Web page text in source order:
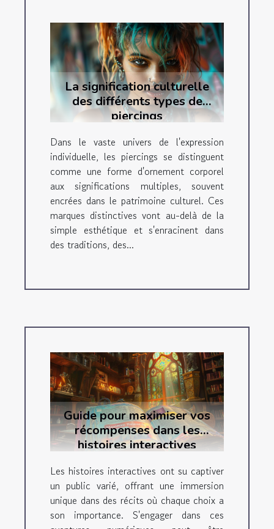
La signification culturelle
des différents types de
piercings
Dans le vaste univers de l'expression
individuelle, les piercings se distinguent
comme une forme d'ornement corporel
aux significations multiples, souvent
encrées dans le patrimoine culturel. Ces
marques distinctives vont au-delà de la
simple esthétique et s'enracinent dans
des traditions, des...
Guide pour maximiser vos
récompenses dans les
histoires interactives
Les histoires interactives ont su captiver
un public varié, offrant une immersion
unique dans des récits où chaque choix a
son importance. S'engager dans ces